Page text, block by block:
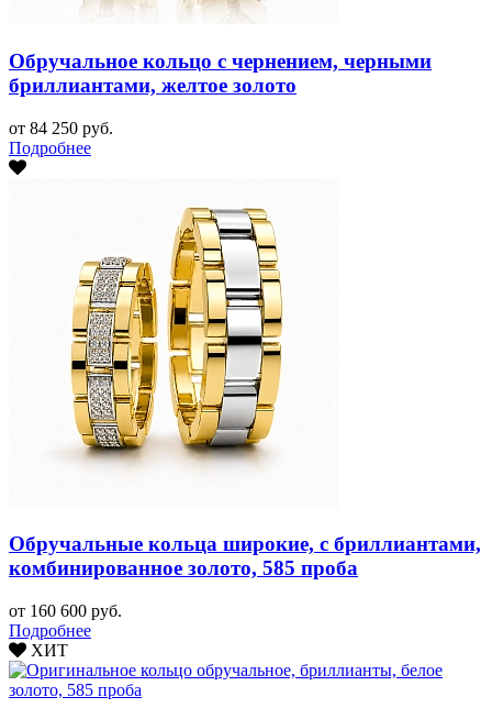
Обручальное кольцо с чернением, черными
бриллиантами, желтое золото
от 84 250 руб.
Подробнее
Обручальные кольца широкие, с бриллиантами,
комбинированное золото, 585 проба
от 160 600 руб.
Подробнее
ХИТ